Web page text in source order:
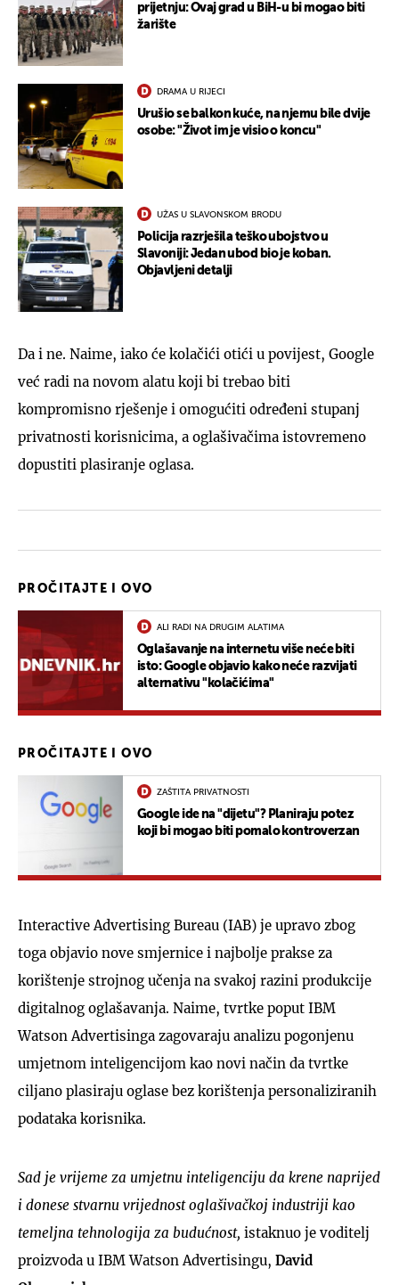
prijetnju: Ovaj grad u BiH-u bi mogao biti
žarište
DRAMA U RIJECI
Urušio se balkon kuće, na njemu bile dvije
osobe: "Život im je visio o koncu"
UŽAS U SLAVONSKOM BRODU
Policija razrješila teško ubojstvo u
Slavoniji: Jedan ubod bio je koban.
Objavljeni detalji
Da i ne. Naime, iako će kolačići otići u povijest, Google
već radi na novom alatu koji bi trebao biti
kompromisno rješenje i omogućiti određeni stupanj
privatnosti korisnicima, a oglašivačima istovremeno
dopustiti plasiranje oglasa.
PROČITAJTE I OVO
ALI RADI NA DRUGIM ALATIMA
Oglašavanje na internetu više neće biti
isto: Google objavio kako neće razvijati
alternativu "kolačićima"
PROČITAJTE I OVO
ZAŠTITA PRIVATNOSTI
Google ide na "dijetu"? Planiraju potez
koji bi mogao biti pomalo kontroverzan
Interactive Advertising Bureau (IAB) je upravo zbog
toga objavio nove smjernice i najbolje prakse za
korištenje strojnog učenja na svakoj razini produkcije
digitalnog oglašavanja. Naime, tvrtke poput IBM
Watson Advertisinga zagovaraju analizu pogonjenu
umjetnom inteligencijom kao novi način da tvrtke
ciljano plasiraju oglase bez korištenja personaliziranih
podataka korisnika.
Sad je vrijeme za umjetnu inteligenciju da krene naprijed
i donese stvarnu vrijednost oglašivačkoj industriji kao
temeljna tehnologija za budućnost, istaknuo je voditelj
proizvoda u IBM Watson Advertisingu, David